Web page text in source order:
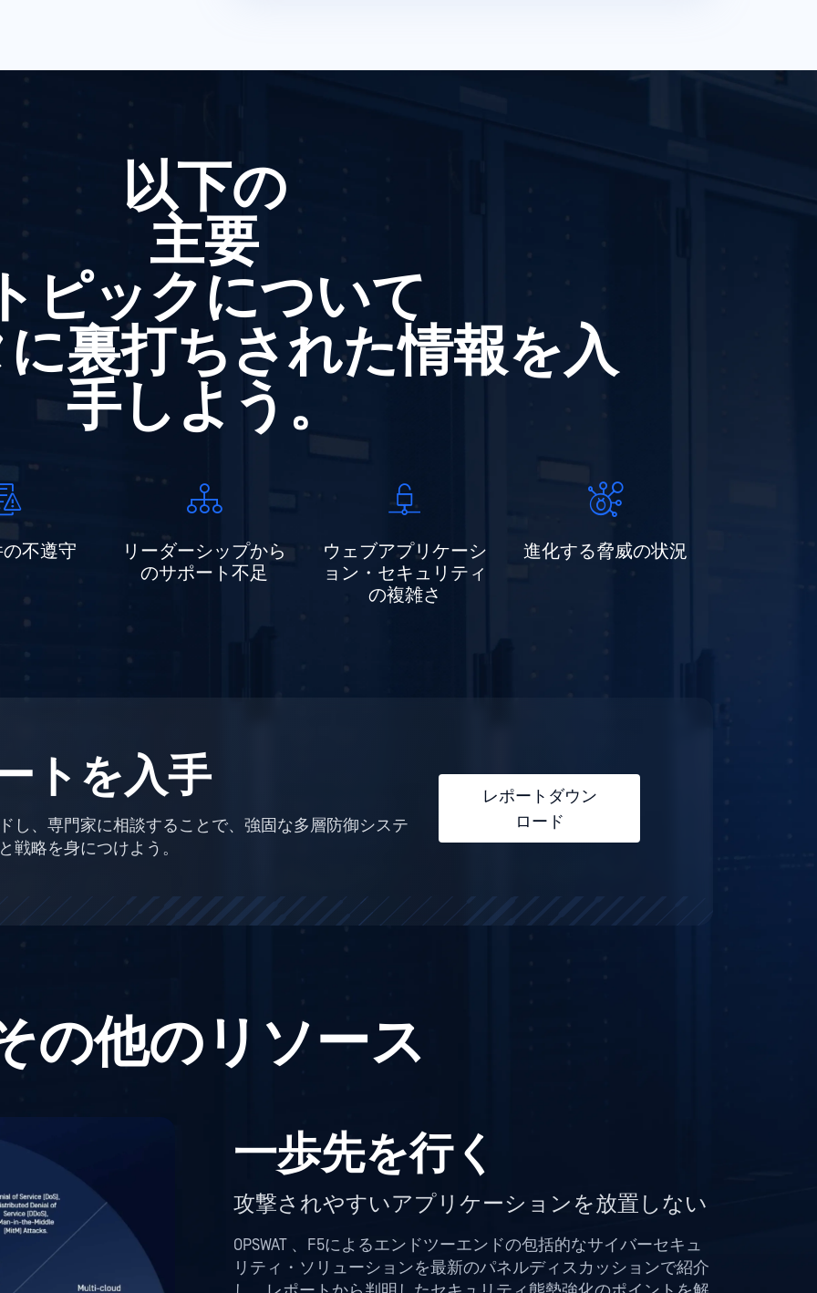
以下の
主要
ピックについて
裏打ちされた情報を入
手しよう。
不遵守
リーダーシップから
のサポート不足
ウェブアプリケーシ
ョン・セキュリティ
の複雑さ
進化する脅威の状況
トを入手
し、専門家に相談することで、強固な多層防御システ
戦略を身につけよう。
レポートダウン
ロード
の他のリソース
一歩先を行く
攻撃されやすいアプリケーションを放置しない
OPSWAT 、F5によるエンドツーエンドの包括的なサイバーセキュ
リティ・ソリューションを最新のパネルディスカッションで紹介